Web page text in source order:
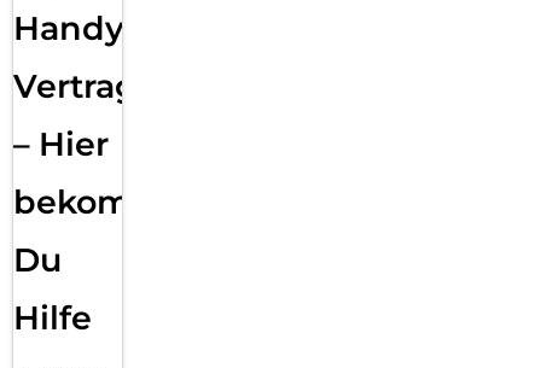
Handy
Vertragsabwicklung
– Hier
bekommst
Du
Hilfe